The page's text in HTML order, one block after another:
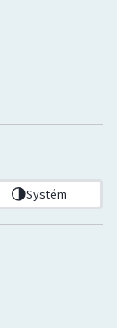
Systém